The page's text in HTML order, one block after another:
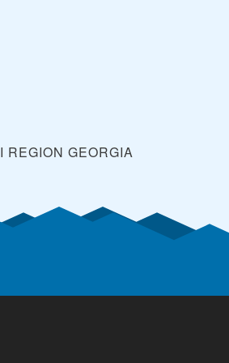
REGION GEORGIA